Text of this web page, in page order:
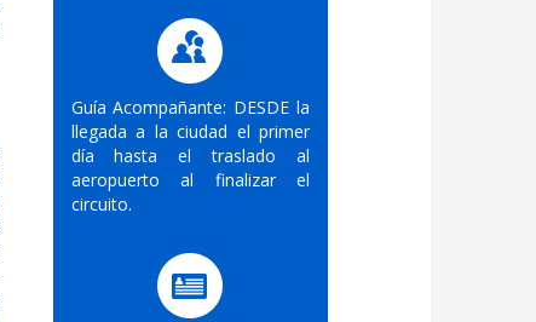
Guía Acompañante: DESDE la
llegada a la ciudad el primer
día hasta el traslado al
aeropuerto al finalizar el
circuito.